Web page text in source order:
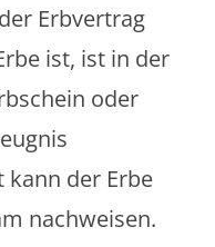
Erbvertrag
ist, ist in der
oder
der Erbe
nachweisen.